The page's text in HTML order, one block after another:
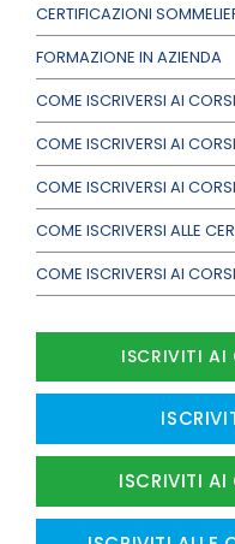
CERTIFICAZIONI
FORMAZIONE IN AZIENDA
COME ISCRIVERSI AI
COME ISCRIVERSI AI
COME ISCRIVERSI AI
COME ISCRIVERSI ALLE
COME ISCRIVERSI AI
ISCRIVITI AI
ISCRIVITI AI